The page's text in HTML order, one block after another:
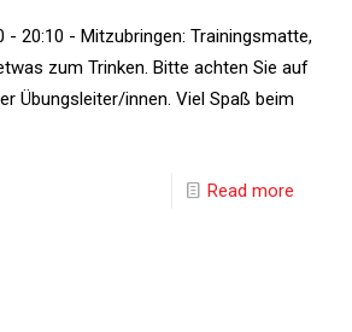
- 20:10 - Mitzubringen: Trainingsmatte,
zum Trinken. Bitte achten Sie auf
Übungsleiter/innen. Viel Spaß beim
Read more